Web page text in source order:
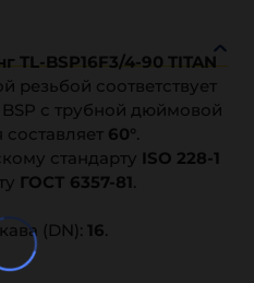
TL-BSP16F3/4-90 TITAN
резьбой соответствует
с трубной дюймовой
60°.
стандарту ISO 228-1
ГОСТ 6357-81.
(DN): 16.